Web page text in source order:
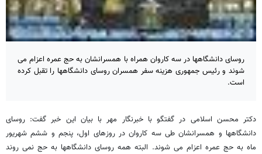
روسای دانشگاهها در سه کاروان همراه با همسرانشان به حج عمره اعزام می
شوند و رئیس جمهوری هزینه سفر همسران روسای دانشگاهها را تقبل کرده
است.
دکتر محسن اسلامی در گفتگو با خبرنگار مهر با بیان این خبر گفت: روسای
دانشگاهها و همسرانشان طی سه کاروان در روزهای اول، پنجم و ششم شهریور
ماه به حج عمره اعزام می شوند. البته همه روسای دانشگاهها به حج نمی روند